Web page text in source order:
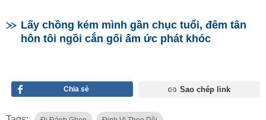
Lấy chồng kém mình gần chục tuổi, đêm tân
hôn tôi ngồi cắn gối ấm ức phát khóc
Chia sẻ Sao chép link